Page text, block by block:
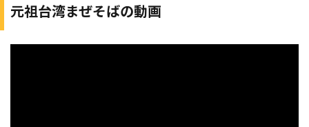
元祖台湾まぜそばの動画